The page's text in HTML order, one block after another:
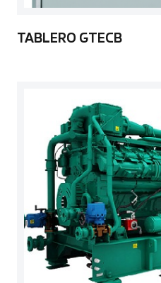
TABLERO GTECB